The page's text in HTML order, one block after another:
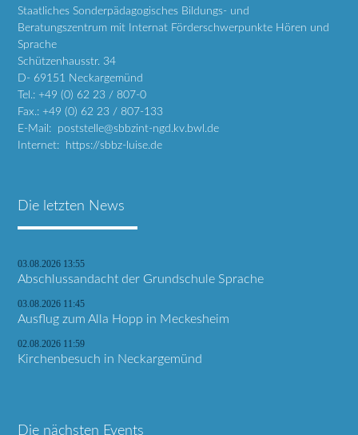
Staatliches Sonderpädagogisches Bildungs- und
Beratungszentrum mit Internat Förderschwerpunkte Hören und
Sprache
Schützenhausstr. 34
D- 69151 Neckargemünd
Tel.: +49 (0) 62 23 / 807-0
Fax.: +49 (0) 62 23 / 807-133
E-Mail: poststelle@sbbzint-ngd.kv.bwl.de
Internet: https://sbbz-luise.de
Die letzten News
03.08.2026 13:55
Abschlussandacht der Grundschule Sprache
03.08.2026 11:45
Ausflug zum Alla Hopp in Meckesheim
02.08.2026 11:59
Kirchenbesuch in Neckargemünd
Die nächsten Events